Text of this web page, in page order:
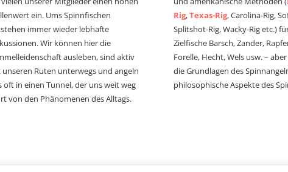
ein. Ums Spinnfischen
immer wieder lebhafte
Wir können hier die
ausleben, sind aktiv
unseren Ruten unterwegs und angeln
oft in einen Tunnel, der uns weit weg
von den Phänomenen des Alltags.
Rig,Texas-Rig, Carolina-Rig,
Splitshot-Rig, Wacky-Rig etc.)
Zielfische Barsch, Zander,
Forelle, Hecht, Wels usw. –
die Grundlagen des
philosophische Aspekte des